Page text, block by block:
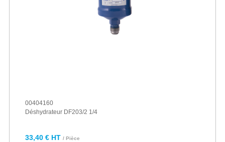
00404160
Déshydrateur DF203/2 1/4
33,40 € HT / Pièce